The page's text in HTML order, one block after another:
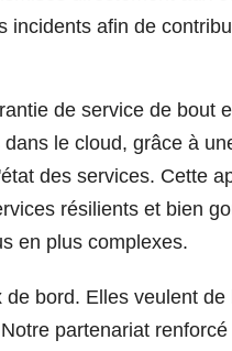
incidents afin de
de service de bout
le cloud, grâce à
des services. Cette
résilients et bien
en plus complexes.
bord. Elles veulent
partenariat